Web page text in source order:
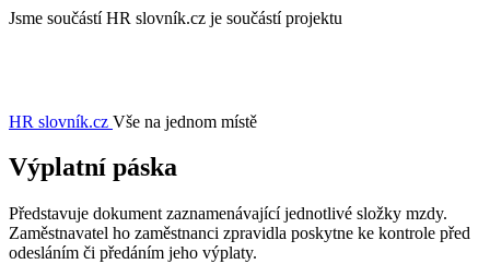
Jsme součástí HR slovník.cz je součástí projektu
HR slovník.cz Vše na jednom místě
Výplatní páska
Představuje dokument zaznamenávající jednotlivé složky mzdy.
Zaměstnavatel ho zaměstnanci zpravidla poskytne ke kontrole před
odesláním či předáním jeho výplaty.